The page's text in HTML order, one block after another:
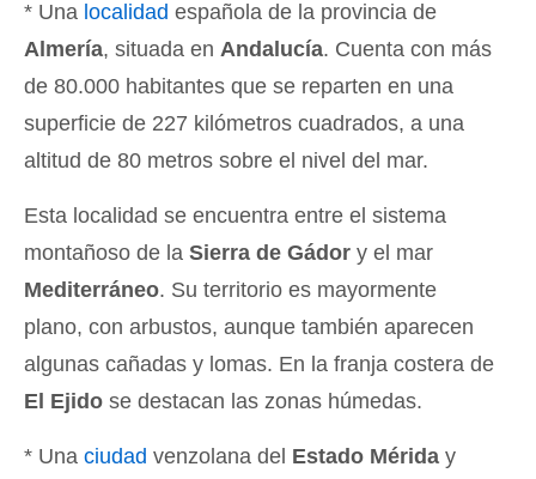
* Una localidad española de la provincia de
Almería, situada en Andalucía. Cuenta con más
de 80.000 habitantes que se reparten en una
superficie de 227 kilómetros cuadrados, a una
altitud de 80 metros sobre el nivel del mar.
Esta localidad se encuentra entre el sistema
montañoso de la Sierra de Gádor y el mar
Mediterráneo. Su territorio es mayormente
plano, con arbustos, aunque también aparecen
algunas cañadas y lomas. En la franja costera de
El Ejido se destacan las zonas húmedas.
* Una ciudad venzolana del Estado Mérida y